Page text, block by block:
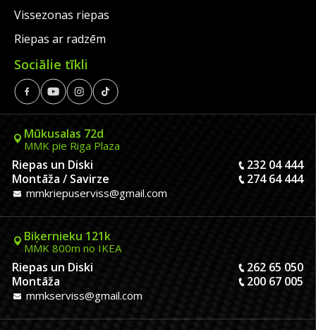
Vissezonas riepas
Riepas ar radzēm
Sociālie tīkli
Mūkusalas 72d
MMK pie Riga Plaza
Riepas un Diski
232 04 444
Montāža / Savirze
274 64 444
mmkriepuserviss@gmail.com
Biķernieku 121k
MMK 800m no IKEA
Riepas un Diski
262 65 050
Montāža
200 67 005
mmkserviss@gmail.com